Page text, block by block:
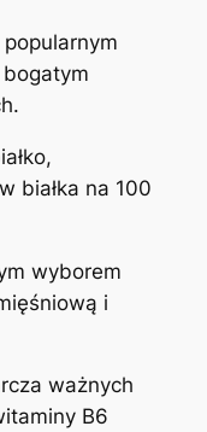
białka na 100
wyborem
i
ważnych
B6